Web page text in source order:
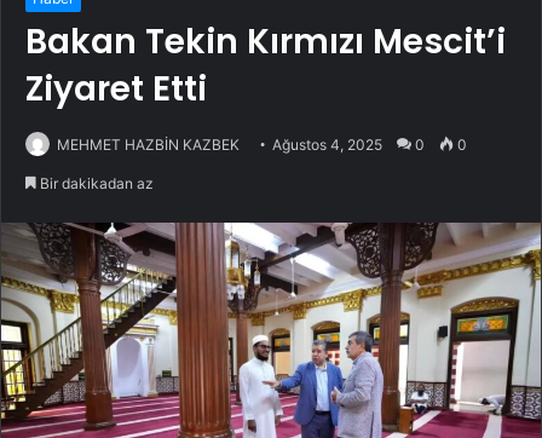
Bakan Tekin Kırmızı Mescit’i
Ziyaret Etti
MEHMET HAZBİN KAZBEK Ağustos 4, 2025 0 0
Bir dakikadan az